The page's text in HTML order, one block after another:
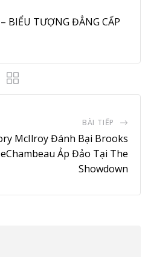
BIỂU TƯỢNG ĐẲNG CẤP
BÀI TIẾP
McIlroy Đánh Bại Brooks
Ảp Đảo Tại The
Showdown